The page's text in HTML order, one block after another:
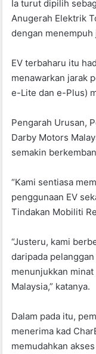
Ia turut dipilih
Anugerah Elektrik
dengan menempuh
EV terbaharu itu
menawarkan jarak
e-Lite dan e-Plus)
Pengarah Urusan,
Darby Motors
semakin
“Kami sentiasa
penggunaan EV
Tindakan Mobiliti
“Justeru, kami
daripada
menunjukkan minat
Malaysia,” katanya.
Dalam pada itu,
menerima kad
memudahkan